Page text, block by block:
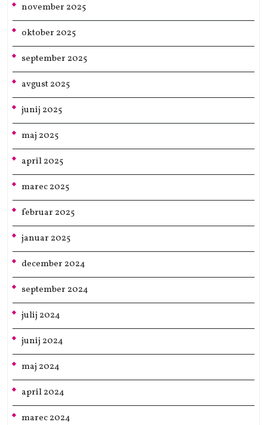
november 2025
oktober 2025
september 2025
avgust 2025
junij 2025
maj 2025
april 2025
marec 2025
februar 2025
januar 2025
december 2024
september 2024
julij 2024
junij 2024
maj 2024
april 2024
marec 2024